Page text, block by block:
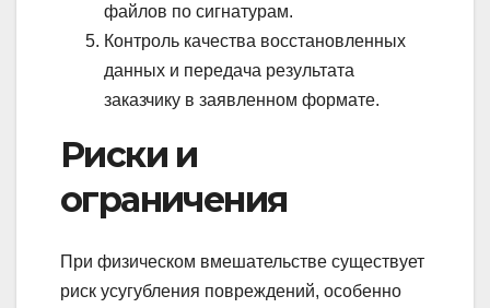
файлов по сигнатурам.
Контроль качества восстановленных
данных и передача результата
заказчику в заявленном формате.
Риски и
ограничения
При физическом вмешательстве существует
риск усугубления повреждений, особенно